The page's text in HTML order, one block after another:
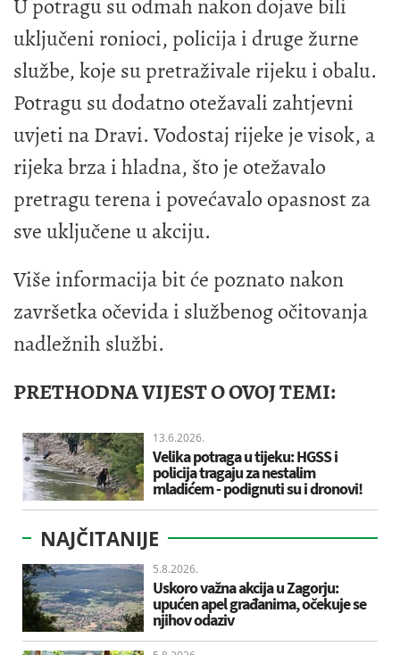
U potragu su odmah nakon dojave bili
uključeni ronioci, policija i druge žurne
službe, koje su pretraživale rijeku i obalu.
Potragu su dodatno otežavali zahtjevni
uvjeti na Dravi. Vodostaj rijeke je visok, a
rijeka brza i hladna, što je otežavalo
pretragu terena i povećavalo opasnost za
sve uključene u akciju.
Više informacija bit će poznato nakon
završetka očevida i službenog očitovanja
nadležnih službi.
PRETHODNA VIJEST O OVOJ TEMI:
13.6.2026.
Velika potraga u tijeku: HGSS i
policija tragaju za nestalim
mladićem - podignuti su i dronovi!
NAJČITANIJE
5.8.2026.
Uskoro važna akcija u Zagorju:
upućen apel građanima, očekuje se
njihov odaziv